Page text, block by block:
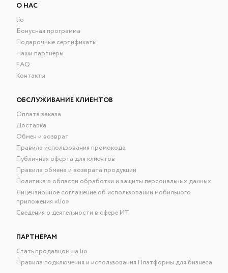
О НАС
lio
Бонусная программа
Подарочные сертификаты
Наши партнёры
FAQ
Контакты
ОБСЛУЖИВАНИЕ КЛИЕНТОВ
Оплата заказа
Доставка
Обмен и возврат
Правила использования промокода
Публичная оферта для клиентов
Правила обмена и возврата продукции
Политика в области обработки и защиты персональных данных
Лицензионное соглашение об использовании мобильного
приложения «lío»
Сведения о деятельности в сфере ИТ
ПАРТНЕРАМ
Стать продавцом на lio
Правила подключения и использования Платформы для бизнеса